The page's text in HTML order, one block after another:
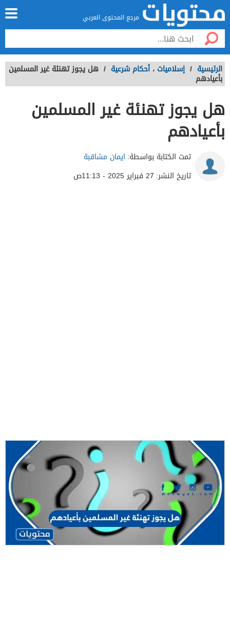
مرجع المحتوى العربي
الرئيسية / إسلاميات ، أحكام شرعية / هل يجوز تهنئة غير المسلمين
بأعيادهم
هل يجوز تهنئة غير المسلمين
بأعيادهم
تمت الكتابة بواسطة: ايمان مشاقبة
تاريخ النشر: 27 فبراير 2025 - 11:13ص